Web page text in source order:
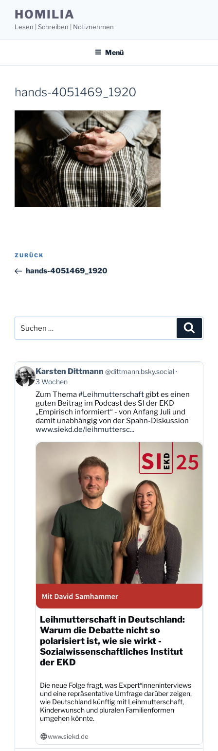
Inhalt
springen
HOMILIA
Lesen | Schreiben | Notiznehmen
Menü
hands-4051469_1920
Beitragsnavigation
Vorheriger
Beitrag
ZURÜCK
hands-4051469_1920
nach:
Beitrag
von
Karsten
Dittmann
Bluesky
ansehen
Karsten Dittmann @dittmann.bsky.social
3 Wochen
Zum Thema#Leihmutterschaftgibt es einen
guten Beitrag im Podcast des SI der EKD
„Empirisch informiert“ - von Anfang Juli und
damit unabhängig von der Spahn-Diskussion
www.siekd.de/leihmuttersc...
Leihmutterschaft in Deutschland:
Warum die Debatte nicht so
polarisiert ist, wie sie wirkt -
Sozialwissenschaftliches Institut
der EKD
Die neue Folge fragt, was Expert*inneninterviews
und eine repräsentative Umfrage darüber zeigen,
wie Deutschland künftig mit Leihmutterschaft,
Kinderwunsch und pluralen Familienformen
umgehen könnte.
www.siekd.de